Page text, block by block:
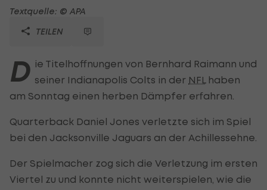
Textquelle: © APA
TEILEN
D ie Titelhoffnungen von Bernhard Raimann und
seiner Indianapolis Colts in der NFL haben
am Sonntag einen herben Dämpfer erfahren.
Quarterback Daniel Jones verletzte sich im Spiel
bei den Jacksonville Jaguars an der Achillessehne.
Der Spielmacher zog sich die Verletzung im ersten
Viertel zu und konnte nicht weiterspielen, wie die